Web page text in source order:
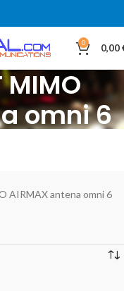
0 0,00
MIMO
omni 6
AIRMAX antena omni 6